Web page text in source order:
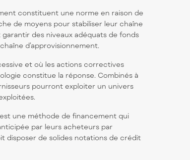
constituent une norme en raison de
de moyens pour stabiliser leur chaîne
des niveaux adéquats de fonds
d’approvisionnement.
et où les actions correctives
constitue la réponse. Combinés à
pourront exploiter un univers
une méthode de financement qui
par leurs acheteurs par
disposer de solides notations de crédit